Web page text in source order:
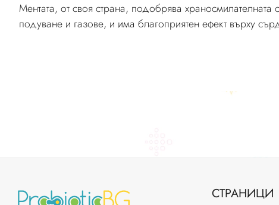
Ментата, от своя страна, подобрява
подуване и газове, и има благоприятен ефект върху
СТРАНИЦИ